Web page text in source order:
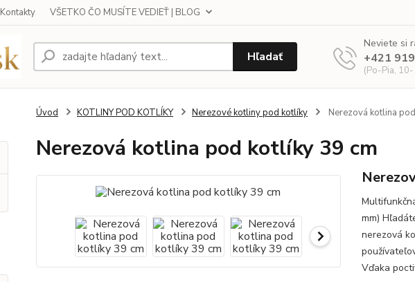
Kontakty VŠETKO ČO MUSÍTE VEDIEŤ | BLOG
Hľadať
Neviete si
+421
(Po-Pia,
Úvod KOTLINY POD KOTLÍKY Nerezové kotliny pod kotlíky Nerezová kotlina
Nerezová kotlina pod kotlíky 39 cm
mm)
nerezová
Vďaka